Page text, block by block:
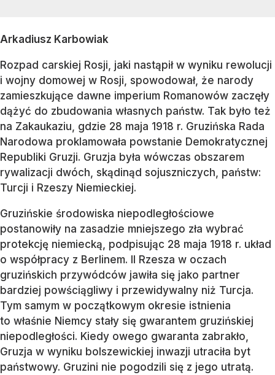
Arkadiusz Karbowiak
Rozpad carskiej Rosji, jaki nastąpił w wyniku rewolucji
i wojny domowej w Rosji, spowodował, że narody
zamieszkujące dawne imperium Romanowów zaczęły
dążyć do zbudowania własnych państw. Tak było też
na Zakaukaziu, gdzie 28 maja 1918 r. Gruzińska Rada
Narodowa proklamowała powstanie Demokratycznej
Republiki Gruzji. Gruzja była wówczas obszarem
rywalizacji dwóch, skądinąd sojuszniczych, państw:
Turcji i Rzeszy Niemieckiej.
Gruzińskie środowiska niepodległościowe
postanowiły na zasadzie mniejszego zła wybrać
protekcję niemiecką, podpisując 28 maja 1918 r. układ
o współpracy z Berlinem. II Rzesza w oczach
gruzińskich przywódców jawiła się jako partner
bardziej powściągliwy i przewidywalny niż Turcja.
Tym samym w początkowym okresie istnienia
to właśnie Niemcy stały się gwarantem gruzińskiej
niepodległości. Kiedy owego gwaranta zabrakło,
Gruzja w wyniku bolszewickiej inwazji utraciła byt
państwowy. Gruzini nie pogodzili się z jego utratą.